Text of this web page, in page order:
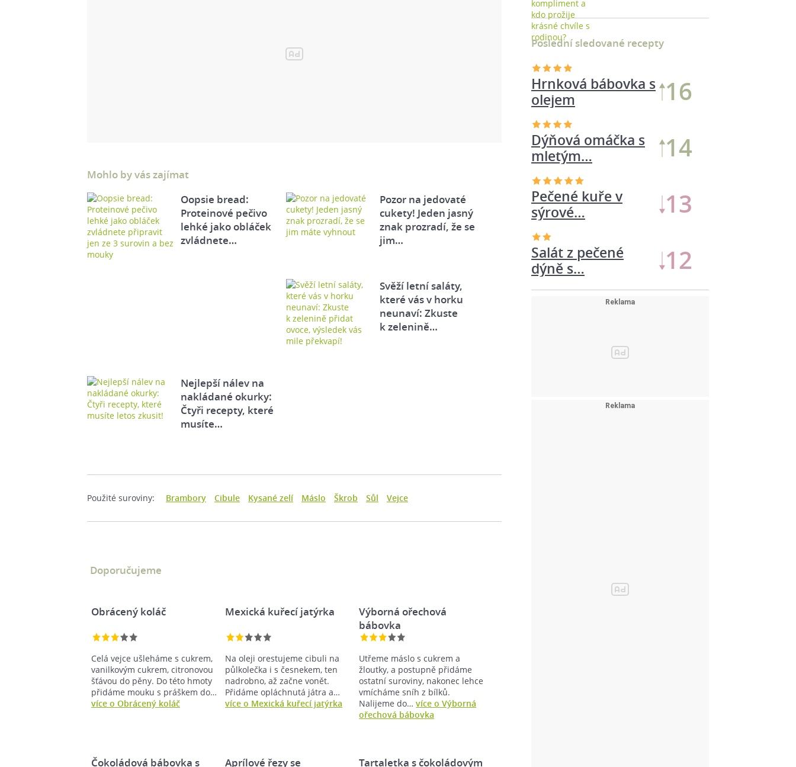
Mohlo by vás zajímat
Oopsie bread:
Proteinové pečivo
lehké jako obláček
zvládnete…
Pozor na jedovaté
cukety! Jeden jasný
znak prozradí, že se
jim…
Svěží letní saláty,
které vás v horku
neunaví: Zkuste
k zelenině…
Nejlepší nálev na
nakládané okurky:
Čtyři recepty, které
musíte…
Použité suroviny: Brambory Cibule Kysané zelí Máslo Škrob Sůl Vejce
Doporučujeme
Obrácený koláč
Celá vejce ušleháme s cukrem,
vanilkovým cukrem, citronovou
šťávou do pěny. Do této hmoty
přidáme mouku s práškem do…
více o Obrácený koláč
Mexická kuřecí jatýrka
Na oleji orestujeme cibuli na
půlkolečka i s česnekem, ten
nadrobno, až začne vonět.
Přidáme opláchnutá játra a…
více o Mexická kuřecí jatýrka
Výborná ořechová
bábovka
Utřeme máslo s cukrem a
žloutky, a postupně přidáme
ostatní suroviny, nakonec lehce
vmícháme sníh z bílků.
Nalijeme do…více o Výborná
ořechová bábovka
Čokoládová bábovka s Aprílové řezy se Tartaletka s čokoládovým
Poslední sledované recepty
Hrnková bábovka s
olejem
17
Salát z pečené
dýně s…
23
Dýňová omáčka s
mletým…
16
Pečené kuře v
sýrové…
11